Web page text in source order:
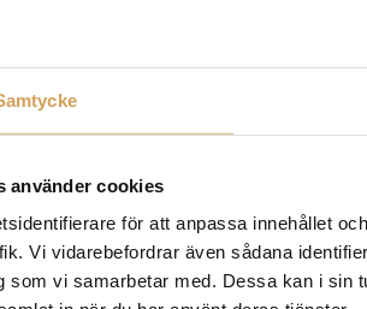
använder cookies
för att anpassa innehållet
Vi vidarebefordrar även sådana
som vi samarbetar med. Dessa kan i sin